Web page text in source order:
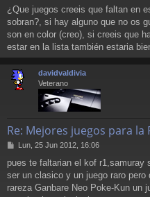
¿Que juegos creeis que faltan en
sobran?, si hay alguno que no os
son en color (creo), si creeis que
estar en la lista también estaria
davidvaldivia
Veterano
Re: Mejores juegos para la
M
n
s
a
Lun, 25 Jun 2012, 16:06
pues te faltarian el kof r1,samuray
ser un clasico y un juego raro
rareza Ganbare Neo Poke-Kun un